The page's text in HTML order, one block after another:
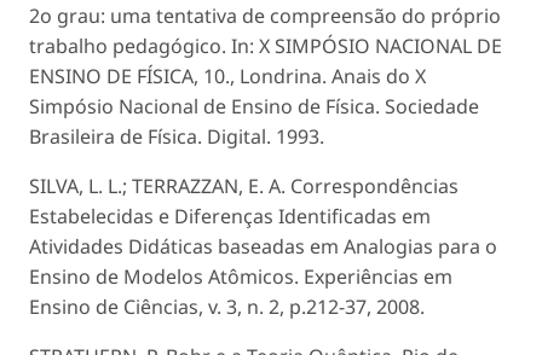
2o grau: uma tentativa de compreensão do próprio
trabalho pedagógico. In: X SIMPÓSIO NACIONAL DE
ENSINO DE FÍSICA, 10., Londrina. Anais do X
Simpósio Nacional de Ensino de Física. Sociedade
Brasileira de Física. Digital. 1993.
SILVA, L. L.; TERRAZZAN, E. A. Correspondências
Estabelecidas e Diferenças Identificadas em
Atividades Didáticas baseadas em Analogias para o
Ensino de Modelos Atômicos. Experiências em
Ensino de Ciências, v. 3, n. 2, p.212-37, 2008.